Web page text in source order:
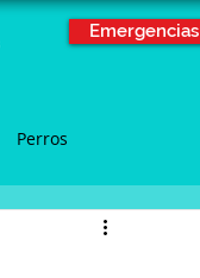
Emergencias
Perros